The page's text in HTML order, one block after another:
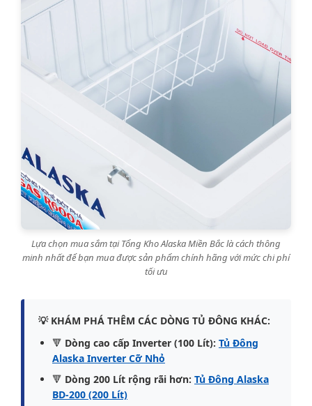
Lựa chọn mua sắm tại Tổng Kho Alaska Miền Bắc là cách thông
minh nhất để bạn mua được sản phẩm chính hãng với mức chi phí
tối ưu
💡 KHÁM PHÁ THÊM CÁC DÒNG TỦ ĐÔNG KHÁC:
🔻 Dòng cao cấp Inverter (100 Lít): Tủ Đông
Alaska Inverter Cỡ Nhỏ
🔻 Dòng 200 Lít rộng rãi hơn: Tủ Đông Alaska
BD-200 (200 Lít)